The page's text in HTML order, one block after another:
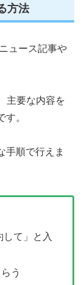
方法
ュース記事や
主要な内容を
。
手順で行えま
て」と入
う